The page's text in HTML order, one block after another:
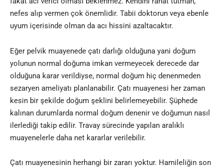
nefes alıp vermen çok önemlidir. Tabii doktorun veya ebenle
uyum içerisinde olman da acı hissini azaltacaktır.
Eğer pelvik muayenede çatı darlığı olduğuna yani doğum
yolunun normal doğuma imkan vermeyecek derecede dar
olduğuna karar verildiyse, normal doğum hiç denenmeden
sezaryen ameliyatı planlanabilir. Çatı muayenesi her zaman
kesin bir şekilde doğum şeklini belirlemeyebilir. Şüphede
kalınan durumlarda normal doğum denenir ve doğumun nasıl
ilerlediği takip edilir. Travay sürecinde yapılan aralıklı
muayenelerle daha net kararlar verilebilir.
Çatı muayenesinin herhangi bir zararı yoktur. Hamileliğin son